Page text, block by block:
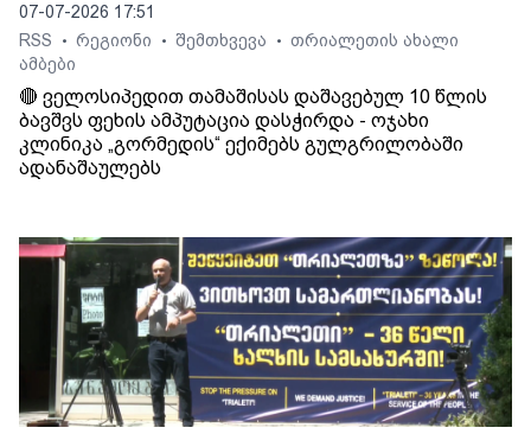
07-07-2026 17:51
RSS
• რეგიონი • შემთხვევა • თრიალეთის ახალი
ამბები
🔴 ველოსიპედით თამაშისას დაშავებულ 10 წლის
ბავშვს ფეხის ამპუტაცია დასჭირდა - ოჯახი
კლინიკა „გორმედის“ ექიმებს გულგრილობაში
ადანაშაულებს